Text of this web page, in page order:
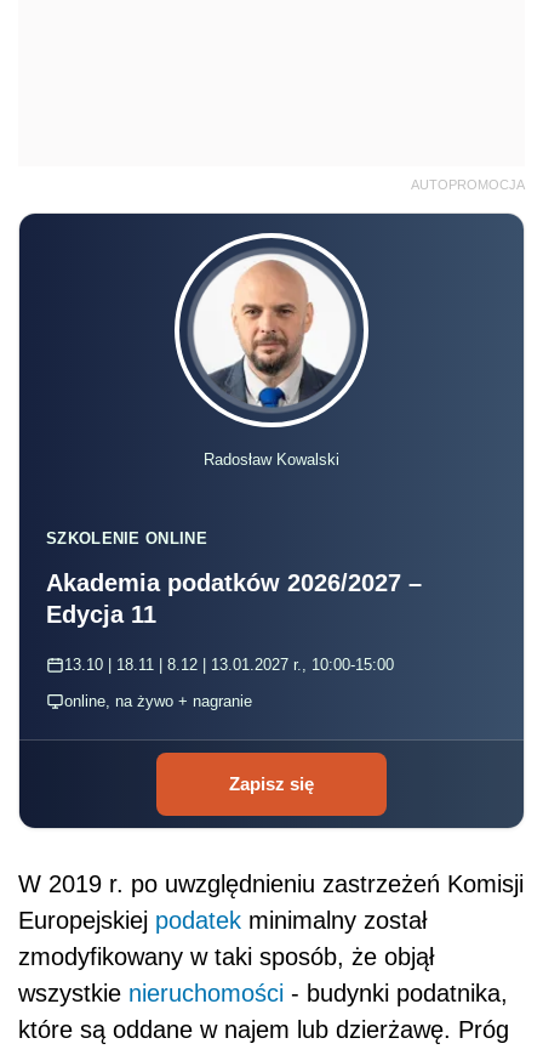
AUTOPROMOCJA
Radosław Kowalski
SZKOLENIE ONLINE
Akademia podatków 2026/2027 –
Edycja 11
13.10 | 18.11 | 8.12 | 13.01.2027 r., 10:00-15:00
online, na żywo + nagranie
Zapisz się
W 2019 r. po uwzględnieniu zastrzeżeń Komisji
Europejskiej podatek minimalny został
zmodyfikowany w taki sposób, że objął
wszystkie nieruchomości - budynki podatnika,
które są oddane w najem lub dzierżawę. Próg